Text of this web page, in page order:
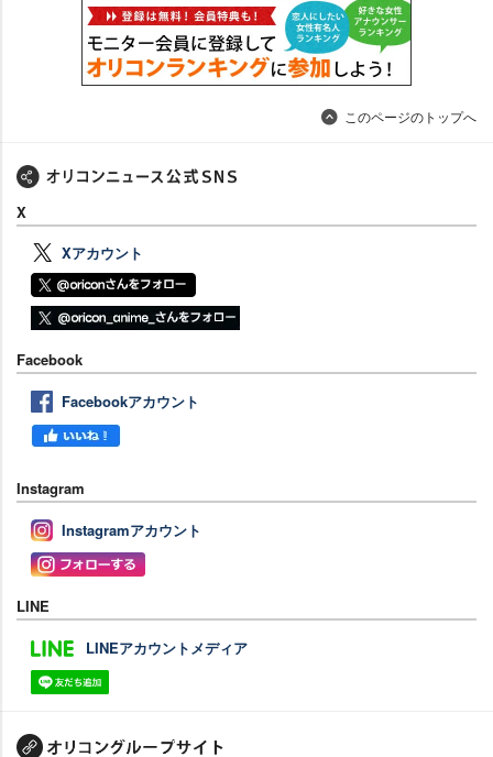
このページのトップへ
X
Xアカウント
Facebook
Facebookアカウント
Instagram
Instagramアカウント
LINE
LINEアカウントメディア